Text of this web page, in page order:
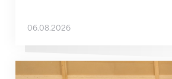
06.08.2026
Mit klaren Zielen nach Zagreb